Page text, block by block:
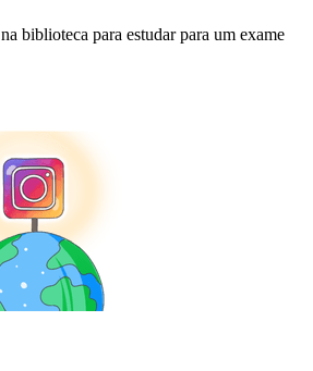
na biblioteca para estudar para um exame